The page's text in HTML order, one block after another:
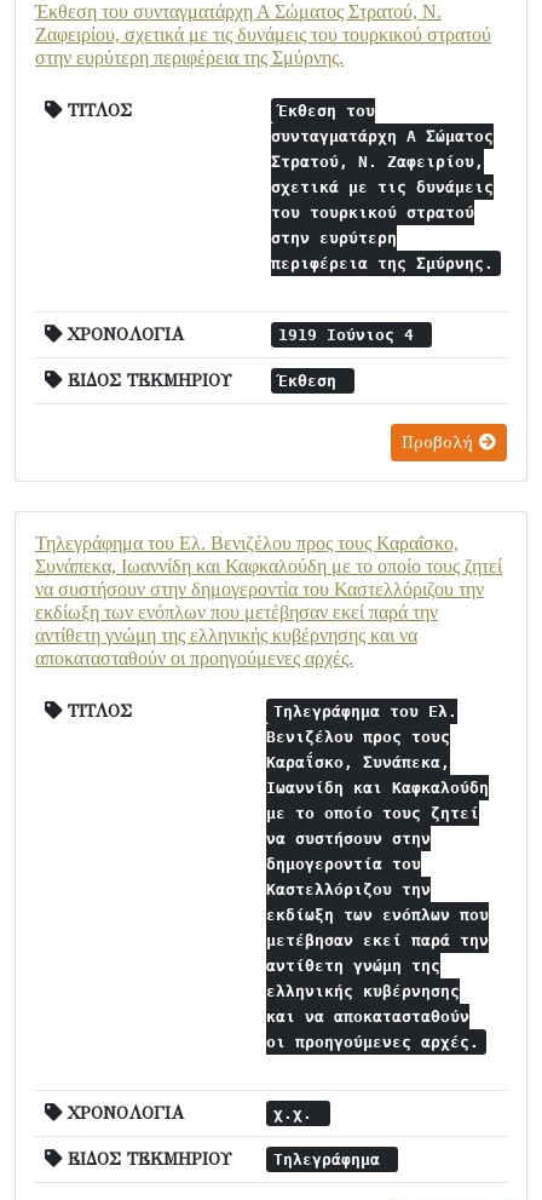
Έκθεση του συνταγματάρχη Α Σώματος Στρατού, Ν.
Ζαφειρίου, σχετικά με τις δυνάμεις του τουρκικού στρατού
στην ευρύτερη περιφέρεια της Σμύρνης.
ΤΙΤΛΟΣ
Έκθεση του
συνταγματάρχη Α Σώματος
Στρατού, Ν. Ζαφειρίου,
σχετικά με τις δυνάμεις
του τουρκικού στρατού
στην ευρύτερη
περιφέρεια της Σμύρνης.
ΧΡΟΝΟΛΟΓΙΑ 1919 Ιούνιος 4
ΕΙΔΟΣ ΤΕΚΜΗΡΙΟΥ Έκθεση
Προβολή
Τηλεγράφημα του Ελ. Βενιζέλου προς τους Καραΐσκο,
Συνάπεκα, Ιωαννίδη και Καφκαλούδη με το οποίο τους ζητεί
να συστήσουν στην δημογεροντία του Καστελλόριζου την
εκδίωξη των ενόπλων που μετέβησαν εκεί παρά την
αντίθετη γνώμη της ελληνικής κυβέρνησης και να
αποκατασταθούν οι προηγούμενες αρχές.
ΤΙΤΛΟΣ
Τηλεγράφημα του Ελ.
Βενιζέλου προς τους
Καραΐσκο, Συνάπεκα,
Ιωαννίδη και Καφκαλούδη
με το οποίο τους ζητεί
να συστήσουν στην
δημογεροντία του
Καστελλόριζου την
εκδίωξη των ενόπλων που
μετέβησαν εκεί παρά την
αντίθετη γνώμη της
ελληνικής κυβέρνησης
και να αποκατασταθούν
οι προηγούμενες αρχές.
ΧΡΟΝΟΛΟΓΙΑ χ.χ.
ΕΙΔΟΣ ΤΕΚΜΗΡΙΟΥ Τηλεγράφημα